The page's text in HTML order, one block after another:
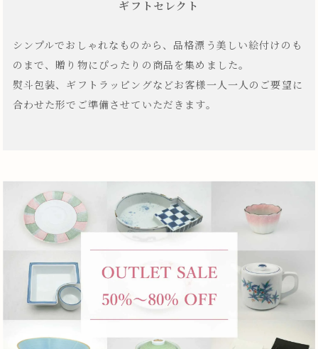
ギフトセレクト
シンプルでおしゃれなものから、品格漂う美しい絵付けのも
のまで、贈り物にぴったりの商品を集めました。
熨斗包装、ギフトラッピングなどお客様一人一人のご要望に
合わせた形でご準備させていただきます。